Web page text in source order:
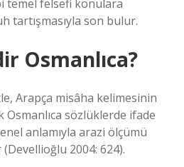
temel felsefi konulara
tartışmasıyla son bulur.
Osmanlıca?
Arapça misâha kelimesinin
Osmanlıca sözlüklerde ifade
anlamıyla arazi ölçümü
2004: 624).